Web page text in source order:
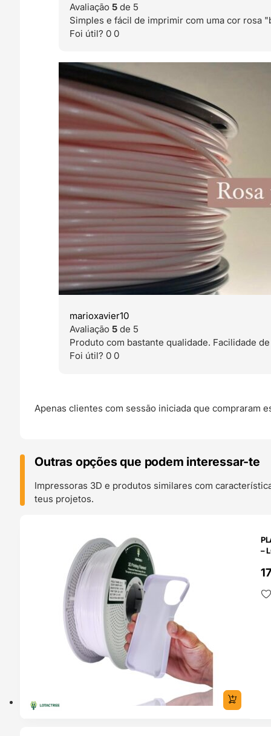
Avaliação5 de 5
Simples e fácil de imprimir com uma cor rosa
Foi útil? 00
marioxavier10
Avaliação5 de 5
Produto com bastante qualidade. Facilidade
Foi útil? 00
Apenas clientes com sessão iniciada que compraram
Outras opções que podem interessar-te
Impressoras 3D e produtos similares com
teus projetos.
–